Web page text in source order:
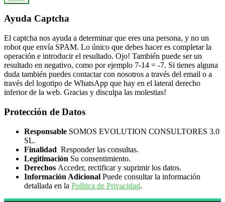
Ayuda Captcha
El captcha nos ayuda a determinar que eres una persona, y no un
robot que envía SPAM. Lo único que debes hacer es completar la
operación e introducir el resultado. Ojo! También puede ser un
resultado en negativo, como por ejemplo 7-14 = -7. Si tienes alguna
duda también puedes contactar con nosotros a través del email o a
través del logotipo de WhatsApp que hay en el lateral derecho
inferior de la web. Gracias y disculpa las molestias!
Protección de Datos
Responsable SOMOS EVOLUTION CONSULTORES 3.0
SL.
Finalidad Responder las consultas.
Legitimación Su consentimiento.
Derechos Acceder, rectificar y suprimir los datos.
Información Adicional Puede consultar la información
detallada en la Política de Privacidad.